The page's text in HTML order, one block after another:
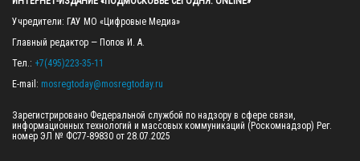
Учредители: ГАУ МО «Цифровые Медиа»
Главный редактор — Попов И. А.
Тел.: +7(495)223-35-11
E-mail: mosregtoday@mosregtoday.ru
Зарегистрировано Федеральной службой по надзору в сфере связи,
информационных технологий и массовых коммуникаций (Роскомнадзор) Рег.
номер ЭЛ № ФС77-89830 от 28.07.2025